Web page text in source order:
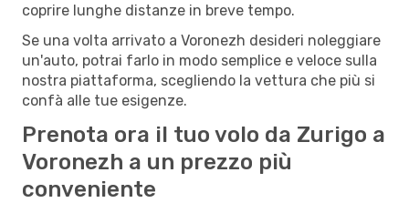
coprire lunghe distanze in breve tempo.
Se una volta arrivato a Voronezh desideri noleggiare
un'auto, potrai farlo in modo semplice e veloce sulla
nostra piattaforma, scegliendo la vettura che più si
confà alle tue esigenze.
Prenota ora il tuo volo da Zurigo a
Voronezh a un prezzo più
conveniente